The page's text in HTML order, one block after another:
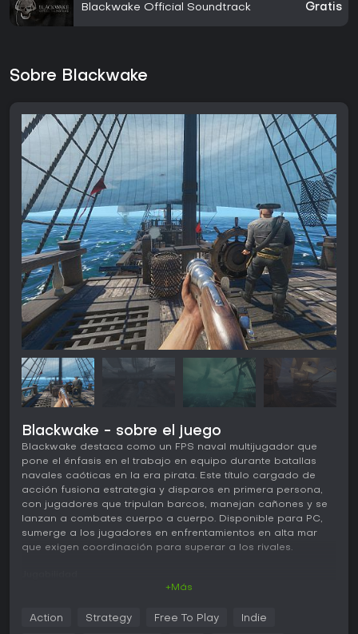
Blackwake Official Soundtrack Gratis
Sobre Blackwake
Blackwake - sobre el juego
Blackwake destaca como un FPS naval multijugador que
pone el énfasis en el trabajo en equipo durante batallas
navales caóticas en la era pirata. Este título cargado de
acción fusiona estrategia y disparos en primera persona,
con jugadores que tripulan barcos, manejan cañones y se
lanzan a combates cuerpo a cuerpo. Disponible para PC,
sumerge a los jugadores en enfrentamientos en alta mar
que exigen coordinación para superar a los rivales.
encargándose de tareas como cargar y disparar cañones,
+Más
Action Strategy Free To Play Indie